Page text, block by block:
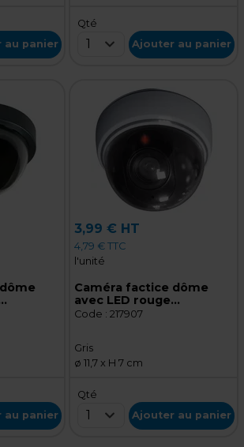
au panier
Qté
1 Ajouter au panier
de
au panier
3,99 € HT
4,79 € TTC
l'unité
Caméra factice dôme
avec LED rouge
clignotant - Caméra de
Code : 217907
Gris
ø 11,7 x H 7 cm
Qté
1 Ajouter au panier